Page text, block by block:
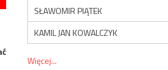
SŁAWOMIR PIĄTEK
KAMIL JAN KOWALCZYK
Więcej...